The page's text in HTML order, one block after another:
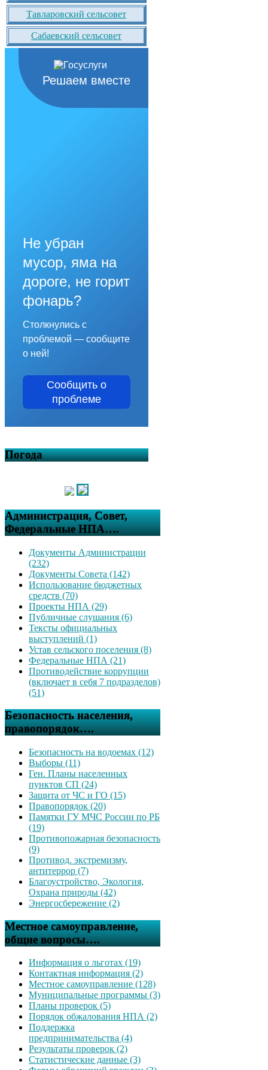
Тавларовский сельсовет
Сабаевский сельсовет
Решаем вместе
Не убран
мусор, яма на
дороге, не горит
фонарь?
Столкнулись с
проблемой — сообщите
о ней!
Сообщить о
проблеме
Погода
Администрация, Совет,
Федеральные НПА….
Документы Администрации
(232)
Документы Совета (142)
Использование бюджетных
средств (70)
Проекты НПА (29)
Публичные слушания (6)
Тексты официальных
выступлений (1)
Устав сельского поселения (8)
Федеральные НПА (21)
Противодействие коррупции
(включает в себя 7 подразделов)
(51)
Безопасность населения,
правопорядок….
Безопасность на водоемах (12)
Выборы (11)
Ген. Планы населенных
пунктов СП (24)
Защита от ЧС и ГО (15)
Правопорядок (20)
Памятки ГУ МЧС России по РБ
(19)
Противопожарная безопасность
(9)
Противод. экстремизму,
антитеррор (7)
Благоустройство, Экология,
Охрана природы (42)
Энергосбережение (2)
Местное самоуправление,
общие вопросы….
Информация о льготах (19)
Контактная информация (2)
Местное самоуправление (128)
Муниципальные программы (3)
Планы проверок (5)
Порядок обжалования НПА (2)
Поддержка
предпринимательства (4)
Результаты проверок (2)
Статистические данные (3)